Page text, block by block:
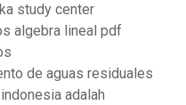
study center
algebra lineal pdf
de aguas residuales
adalah